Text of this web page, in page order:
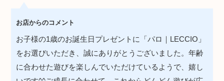
お店からのコメント
お子様の1歳のお誕生日プレゼントに「パロ｜LECCIO」
をお選びいただき、誠にありがとうございました。年齢
に合わせた遊びを楽しんでいただけているようで、嬉し